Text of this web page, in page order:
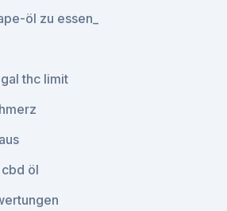
öl zu essen_
thc limit
öl